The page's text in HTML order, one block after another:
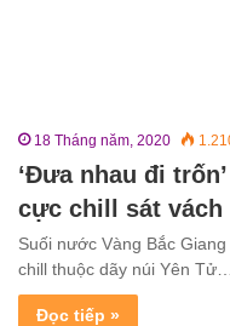
18 Tháng năm, 2020
‘Đưa nhau đi
cực chill sát vách
Suối nước Vàng Bắc
chill thuộc dãy núi Yên Tử…
Đọc tiếp »